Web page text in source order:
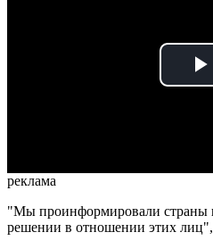
реклама
"Мы проинформировали страны
решении в отношении этих